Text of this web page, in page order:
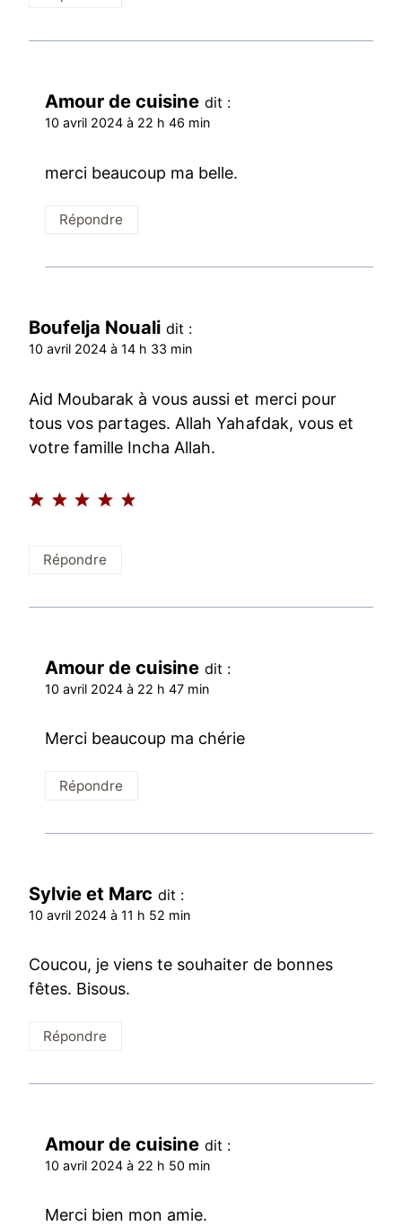
Amour de cuisine dit :
10 avril 2024 à 22 h 46 min
merci beaucoup ma belle.
Répondre
Boufelja Nouali dit :
10 avril 2024 à 14 h 33 min
Aid Moubarak à vous aussi et merci pour
tous vos partages. Allah Yahafdak, vous et
votre famille Incha Allah.
Répondre
Amour de cuisine dit :
10 avril 2024 à 22 h 47 min
Merci beaucoup ma chérie
Répondre
Sylvie et Marc dit :
10 avril 2024 à 11 h 52 min
Coucou, je viens te souhaiter de bonnes
fêtes. Bisous.
Répondre
Amour de cuisine dit :
10 avril 2024 à 22 h 50 min
Merci bien mon amie.